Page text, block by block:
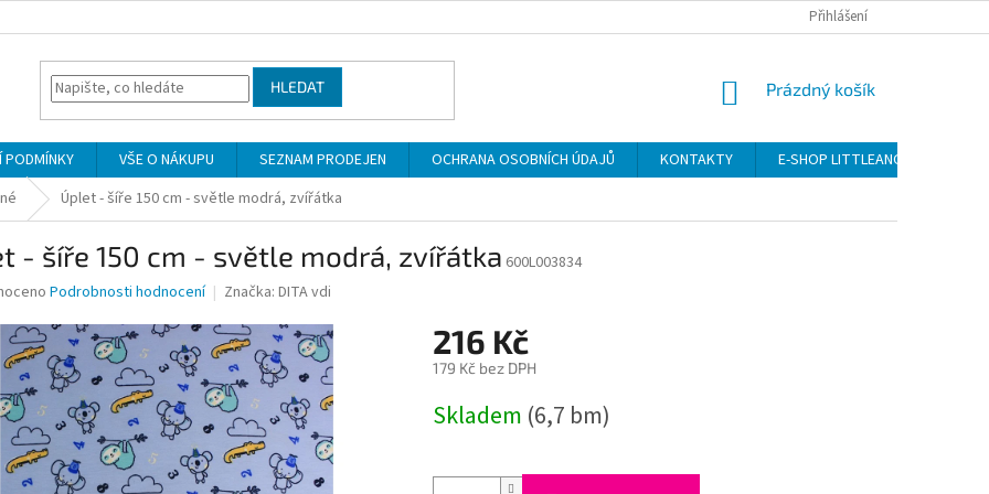
Přihlášení
HLEDAT
NÁKUPNÍ
Prázdný košík
PODMÍNKY VŠE O NÁKUPU SEZNAM PRODEJEN OCHRANA OSOBNÍCH ÚDAJŮ KONTAKTY
E-SHOP LITTLEANGEL
Úplet - šíře 150 cm - světle modrá, zvířátka
- šíře 150 cm - světle modrá, zvířátka 600L003834
Podrobnosti hodnocení Značka: DITA vdi
216 Kč
179 Kč bez DPH
cena:
Skladem (6,7 bm)